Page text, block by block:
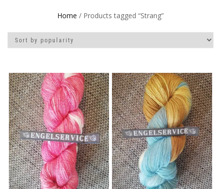
Home / Products tagged “Strang”